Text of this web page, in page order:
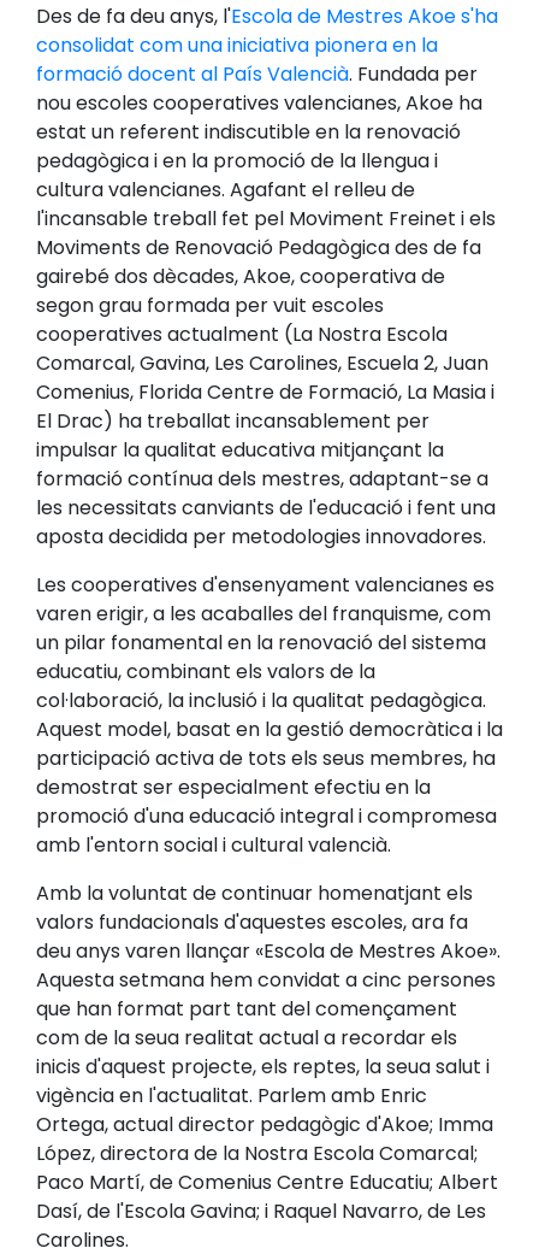
Des de fa deu anys, l'Escola de Mestres Akoe s'ha
consolidat com una iniciativa pionera en la
formació docent al País Valencià. Fundada per
nou escoles cooperatives valencianes, Akoe ha
estat un referent indiscutible en la renovació
pedagògica i en la promoció de la llengua i
cultura valencianes. Agafant el relleu de
l'incansable treball fet pel Moviment Freinet i els
Moviments de Renovació Pedagògica des de fa
gairebé dos dècades, Akoe, cooperativa de
segon grau formada per vuit escoles
cooperatives actualment (La Nostra Escola
Comarcal, Gavina, Les Carolines, Escuela 2, Juan
Comenius, Florida Centre de Formació, La Masia i
El Drac) ha treballat incansablement per
impulsar la qualitat educativa mitjançant la
formació contínua dels mestres, adaptant-se a
les necessitats canviants de l'educació i fent una
aposta decidida per metodologies innovadores.
Les cooperatives d'ensenyament valencianes es
varen erigir, a les acaballes del franquisme, com
un pilar fonamental en la renovació del sistema
educatiu, combinant els valors de la
col·laboració, la inclusió i la qualitat pedagògica.
Aquest model, basat en la gestió democràtica i la
participació activa de tots els seus membres, ha
demostrat ser especialment efectiu en la
promoció d'una educació integral i compromesa
amb l'entorn social i cultural valencià.
Amb la voluntat de continuar homenatjant els
valors fundacionals d'aquestes escoles, ara fa
deu anys varen llançar «Escola de Mestres Akoe».
Aquesta setmana hem convidat a cinc persones
que han format part tant del començament
com de la seua realitat actual a recordar els
inicis d'aquest projecte, els reptes, la seua salut i
vigència en l'actualitat. Parlem amb Enric
Ortega, actual director pedagògic d'Akoe; Imma
López, directora de la Nostra Escola Comarcal;
Paco Martí, de Comenius Centre Educatiu; Albert
Dasí, de l'Escola Gavina; i Raquel Navarro, de Les
Carolines.